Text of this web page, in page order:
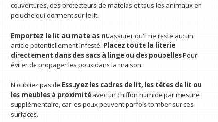
couvertures, des protecteurs de matelas et tous les animaux en
peluche qui dorment sur le lit.
Emportez le lit au matelas nuassurer qu'il ne reste aucun
article potentiellement infesté. Placez toute la literie
directement dans des sacs à linge ou des poubellesPour
éviter de propager les poux dans la maison.
N'oubliez pas de Essuyez les cadres de lit, les têtes de lit ou
les meubles à proximité avec un chiffon humide par mesure
supplémentaire, car les poux peuvent parfois tomber sur ces
surfaces.